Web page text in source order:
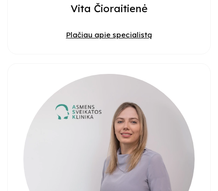
Vita Čioraitienė
Plačiau apie specialistą